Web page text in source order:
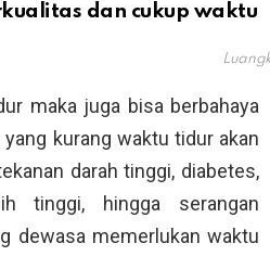
dan cukup waktu
maka juga bisa berbahaya
kurang waktu tidur akan
darah tinggi, diabetes,
tinggi, hingga serangan
dewasa memerlukan waktu